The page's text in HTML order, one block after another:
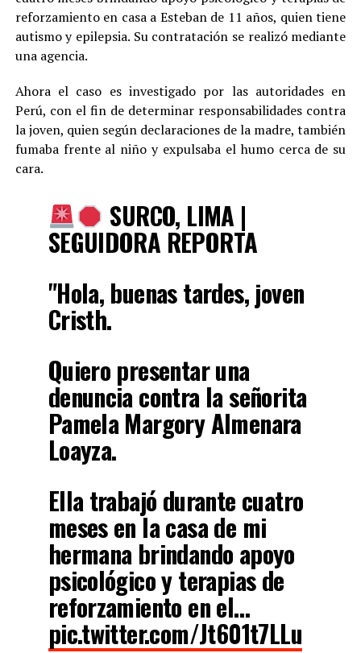
reforzamiento en casa a Esteban de 11 años, quien tiene
autismo y epilepsia. Su contratación se realizó mediante
una agencia.
Ahora el caso es investigado por las autoridades en
Perú, con el fin de determinar responsabilidades contra
la joven, quien según declaraciones de la madre, también
fumaba frente al niño y expulsaba el humo cerca de su
cara.
SURCO, LIMA |
SEGUIDORA REPORTA
"Hola, buenas tardes, joven
Cristh.
Quiero presentar una
denuncia contra la señorita
Pamela Margory Almenara
Loayza.
Ella trabajó durante cuatro
meses en la casa de mi
hermana brindando apoyo
psicológico y terapias de
reforzamiento en el…
pic.twitter.com/Jt601t7LLu